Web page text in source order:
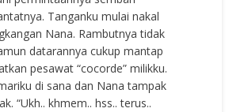
Tanganku mulai nakal
Nana. Rambutnya tidak
datarannya cukup mantap
pesawat “cocorde” milikku.
di sana dan Nana tampak
“Ukh.. khmem.. hss.. terus..